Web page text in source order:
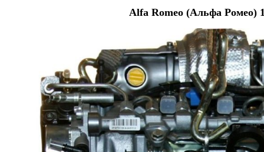
Alfa Romeo (Альфа Ромео)